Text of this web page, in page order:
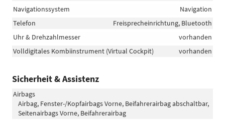
Navigationssystem
Navigation
Telefon
Freisprecheinrichtung, Bluetooth
Uhr & Drehzahlmesser
vorhanden
Volldigitales Kombiinstrument (Virtual Cockpit)
vorhanden
Sicherheit & Assistenz
Airbags
Airbag, Fenster-/Kopfairbags Vorne, Beifahrerairbag abschaltbar,
Seitenairbags Vorne, Beifahrerairbag